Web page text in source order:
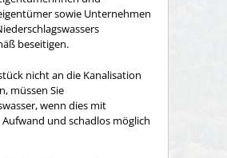
sowie Unternehmen
beseitigen.
nicht an die Kanalisation
müssen Sie
wenn dies mit
und schadlos möglich